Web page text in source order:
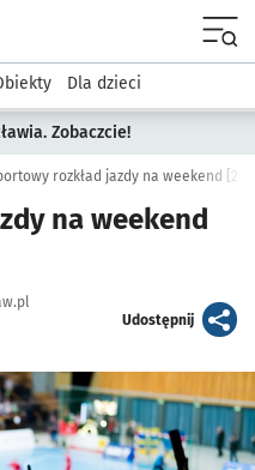
Sport i rekreacja
Dla dzieci
Zobaczcie!
rozkład jazdy na weekend [24-
na weekend
Udostępnijartykuł